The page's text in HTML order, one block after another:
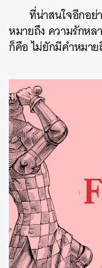
ที่น่าสนใจอีกอย่
หมายถึง ความรักห
ก็คือ ไม่ยักมีคำหมา